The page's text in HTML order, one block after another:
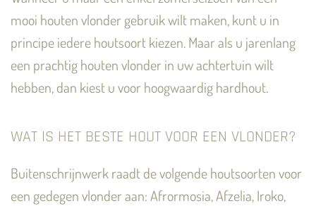
mooi houten vlonder gebruik wilt maken, kunt u in
principe iedere houtsoort kiezen. Maar als u jarenlang
een prachtig houten vlonder in uw achtertuin wilt
hebben, dan kiest u voor hoogwaardig hardhout.
WAT IS HET BESTE HOUT VOOR EEN VLONDER?
Buitenschrijnwerk raadt de volgende houtsoorten voor
een gedegen vlonder aan: Afrormosia, Afzelia, Iroko,